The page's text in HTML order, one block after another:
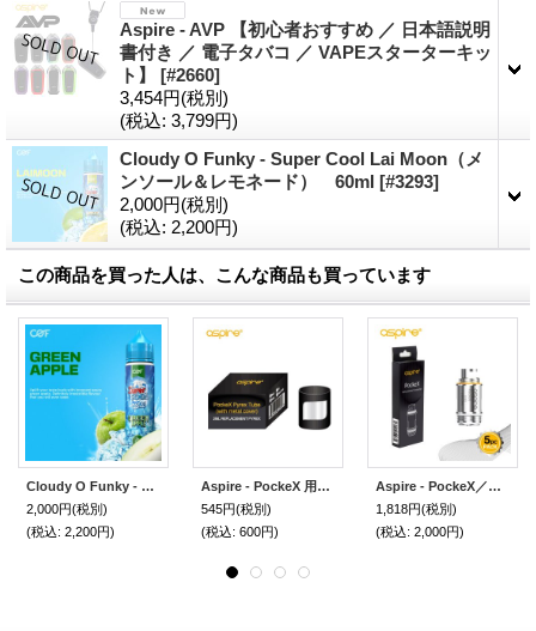
Aspire - AVP 【初心者おすすめ ／ 日本語説明
書付き ／ 電子タバコ ／ VAPEスターターキッ
ト】 [#2660]
3,454円(税別)
(税込: 3,799円)
Cloudy O Funky - Super Cool Lai Moon（メ
ンソール＆レモネード） 60ml [#3293]
2,000円(税別)
(税込: 2,200円)
この商品を買った人は、こんな商品も買っています
Cloudy O Funky - Super Cool Green Apple（メンソール＆青リンゴ） 60ml
2,000円(税別)
(税込: 2,200円)
Aspire - PockeX 用・交換ガラスチューブ
545円(税別)
(税込: 600円)
Aspire - PockeX／Nautilus X用・コイルヘッド（5個入り）
1,818円(税別)
(税込: 2,000円)